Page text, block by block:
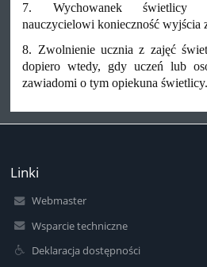
7. Wychowanek świetlicy
nauczycielowi konieczność wyjścia
8. Zwolnienie ucznia z zajęć
dopiero wtedy, gdy uczeń lub
zawiadomi o tym opiekuna świetlicy.
Linki
Webmaster
Wsparcie techniczne
Deklaracja dostępności